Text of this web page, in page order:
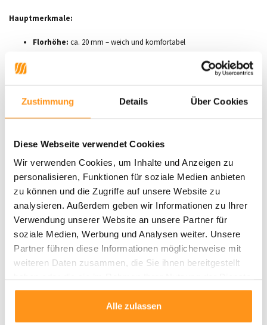
Zustimmung Details Über Cookies
Diese Webseite verwendet Cookies
Wir verwenden Cookies, um Inhalte und Anzeigen zu
personalisieren, Funktionen für soziale Medien anbieten
zu können und die Zugriffe auf unsere Website zu
analysieren. Außerdem geben wir Informationen zu Ihrer
Verwendung unserer Website an unsere Partner für
soziale Medien, Werbung und Analysen weiter. Unsere
Partner führen diese Informationen möglicherweise mit
weiteren Daten zusammen, die Sie ihnen bereitgestellt
gesammelt haben.
Alle zulassen
Hauptmerkmale:
Florhöhe: ca. 20 mm – weich und komfortabel
Maschinengewebt für hochwertige Verarbeitung
Gewicht:ca. 1300 g/m² – leicht und stabil
Pflegeleicht: Einfach zu reinigen, perfekt für Familien und Haustiere
DieMallorca-Kollektionist eine stilvolle und praktische Ergänzung für
jeden Wohnraum oder Außenbereich. Jetzt entdecken und Ihr Zuhause
oder Ihren Garten aufwerten!